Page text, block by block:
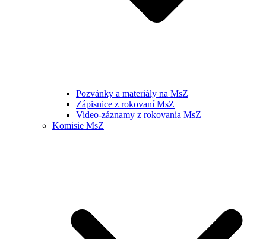
Pozvánky a materiály na MsZ
Zápisnice z rokovaní MsZ
Video-záznamy z rokovania MsZ
Komisie MsZ